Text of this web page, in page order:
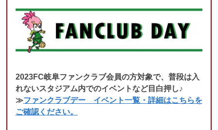
2023FC岐阜ファンクラブ会員の方対象で、普段は入
れないスタジアム内でのイベントなど目白押し♪
≫ファンクラブデー イベント一覧・詳細はこちらを
ご確認ください。